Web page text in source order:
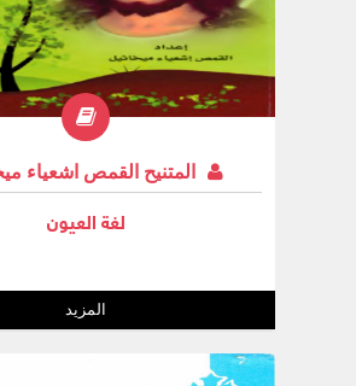
المتنيح القمص اشعياء
لغة العيون
المزيد